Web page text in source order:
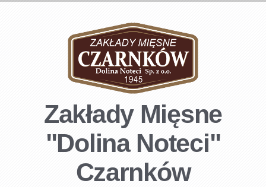
Zakłady Mięsne
"Dolina Noteci"
Czarnków